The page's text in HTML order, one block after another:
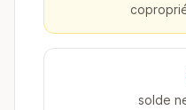
solde